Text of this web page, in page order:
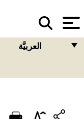
العربيَّة